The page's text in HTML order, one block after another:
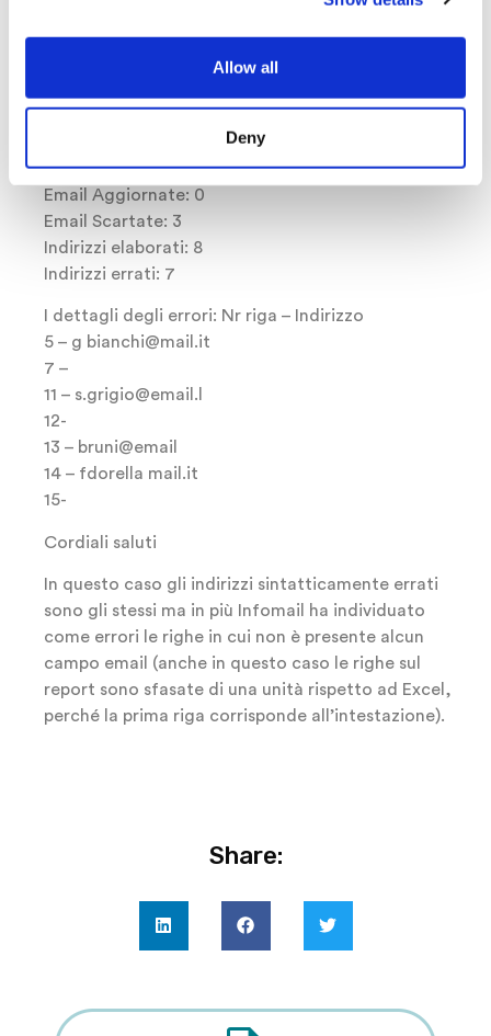
Allow all
Deny
Nome del file caricato: texArea.csv
Righe processate: 18
Email Aggiornate: 0
Email Scartate: 3
Indirizzi elaborati: 8
Indirizzi errati: 7
I dettagli degli errori: Nr riga – Indirizzo
5 – g bianchi@mail.it
7 –
11 – s.grigio@email.l
12-
13 – bruni@email
14 – fdorella mail.it
15-
Cordiali saluti
In questo caso gli indirizzi sintatticamente errati
sono gli stessi ma in più Infomail ha individuato
come errori le righe in cui non è presente alcun
campo email (anche in questo caso le righe sul
report sono sfasate di una unità rispetto ad Excel,
perché la prima riga corrisponde all’intestazione).
Share: